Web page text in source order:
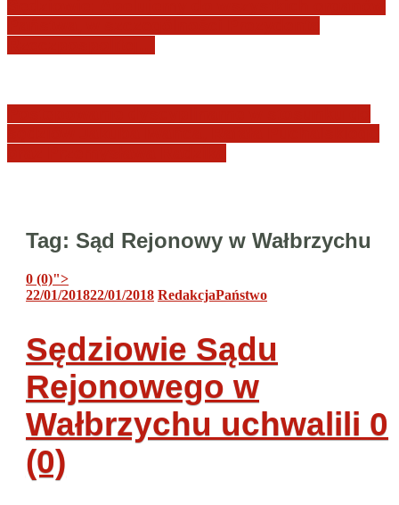
Tag: Sąd Rejonowy w Wałbrzychu
0 (0)">
22/01/201822/01/2018 RedakcjaPaństwo
Sędziowie Sądu
Rejonowego w
Wałbrzychu uchwalili 0
(0)